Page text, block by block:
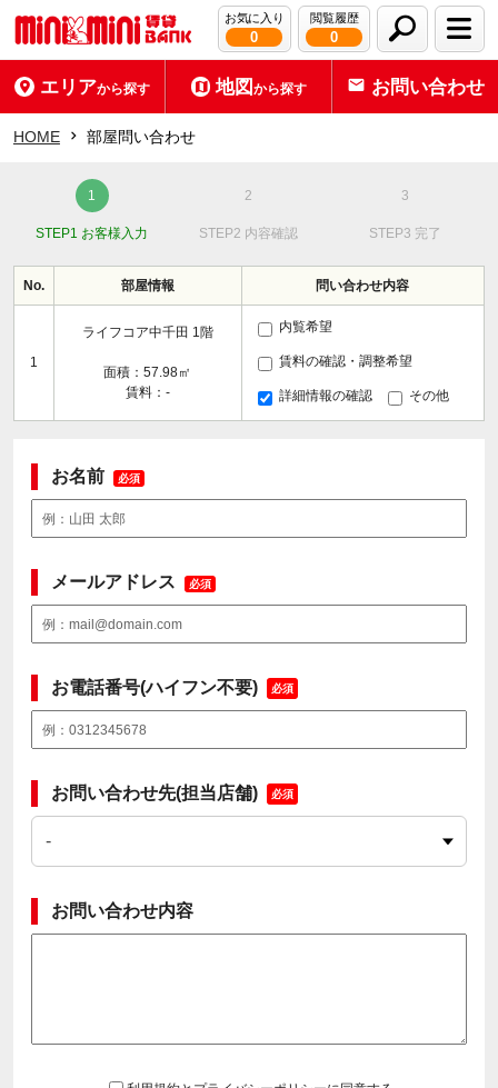
お気に入り
0
閲覧履歴
0
エリアから探す 地図から探す お問い合わせ
HOME 部屋問い合わせ
STEP1 お客様入力 STEP2 内容確認 STEP3 完了
No. 部屋情報 問い合わせ内容
1
ライフコア中千田 1階
面積：57.98㎡
賃料：-
内覧希望
賃料の確認・調整希望
詳細情報の確認 その他
お名前 必須
メールアドレス 必須
お電話番号(ハイフン不要) 必須
お問い合わせ先(担当店舗) 必須
お問い合わせ内容